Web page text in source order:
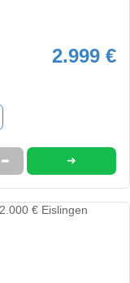
2.999 €
➦ ➜